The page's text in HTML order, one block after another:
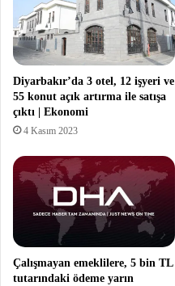
Diyarbakır’da 3 otel, 12 işyeri ve
55 konut açık artırma ile satışa
çıktı | Ekonomi
4 Kasım 2023
Çalışmayan emeklilere, 5 bin TL
tutarındaki ödeme yarın